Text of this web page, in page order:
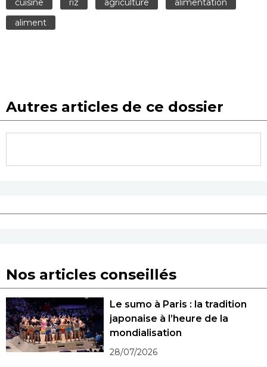
cuisine riz agriculture
alimentation
aliment
Autres articles de ce dossier
Nos articles conseillés
Le sumo à Paris : la tradition
japonaise à l’heure de la
mondialisation
28/07/2026